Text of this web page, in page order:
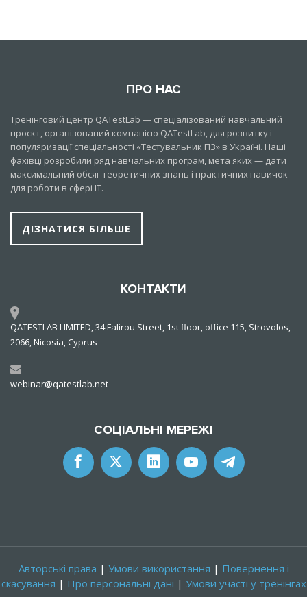
ПРО НАС
Тренінговий центр QATestLab — спеціалізований навчальний
проєкт, організований компанією QATestLab, для розвитку і
популяризації спеціальності «Тестувальник ПЗ» в Україні. Наші
фахівці розробили ряд навчальних програм, мета яких — дати
максимальний обсяг теоретичних знань і практичних навичок
для роботи в сфері IT.
ДІЗНАТИСЯ БІЛЬШЕ
КОНТАКТИ
QATESTLAB LIMITED, 34 Falirou Street, 1st floor, office 115, Strovolos,
2066, Nicosia, Cyprus
webinar@qatestlab.net
СОЦІАЛЬНІ МЕРЕЖІ
Авторські права | Умови використання | Повернення і
скасування | Про персональні дані | Умови участі у тренінгах